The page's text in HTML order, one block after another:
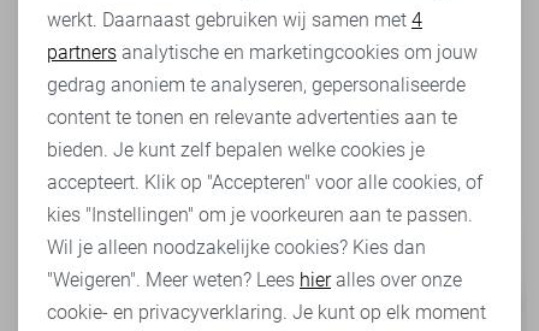
-50% -50%
Analytische cookies
Marketing cookies
werkt. Daarnaast gebruiken wij samen met 4
partners analytische en marketingcookies om jouw
gedrag anoniem te analyseren, gepersonaliseerde
content te tonen en relevante advertenties aan te
bieden. Je kunt zelf bepalen welke cookies je
accepteert. Klik op "Accepteren" voor alle cookies, of
kies "Instellingen" om je voorkeuren aan te passen.
Wil je alleen noodzakelijke cookies? Kies dan
"Weigeren". Meer weten? Lees hieralles over onze
cookie- en privacyverklaring. Je kunt op elk moment